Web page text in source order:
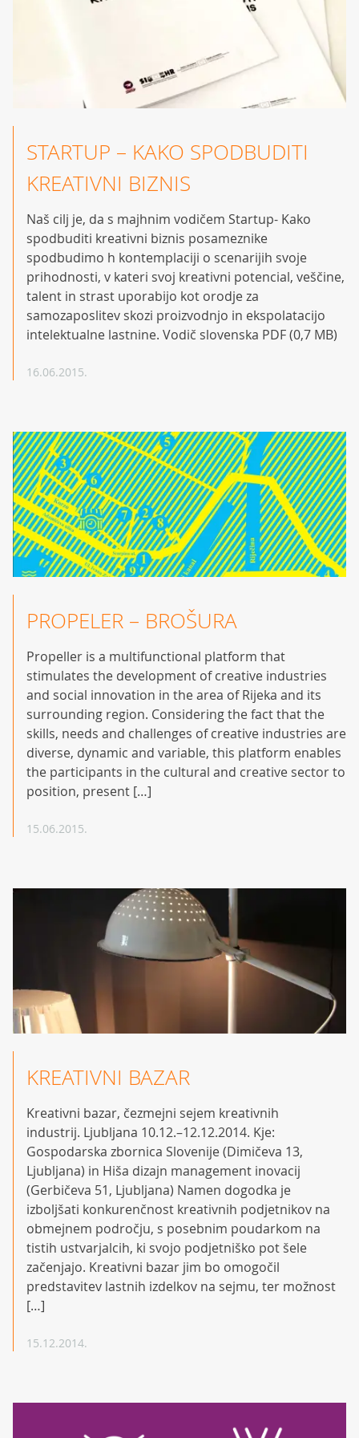
STARTUP – KAKO SPODBUDITI
KREATIVNI BIZNIS
Naš cilj je, da s majhnim vodičem Startup- Kako
spodbuditi kreativni biznis posameznike
spodbudimo h kon­templaciji o scenarijih svoje
prihod­nosti, v kateri svoj kreativni potencial, veščine,
talent in strast uporabijo kot orodje za
samozaposlitev skozi proiz­vodnjo in ekspolatacijo
intelektualne lastnine. Vodič slovenska PDF (0,7 MB)
16.06.2015.
PROPELER – BROŠURA
Propeller is a multifunctional platform that
stimulates the development of creative industries
and social innovation in the area of Rijeka and its
surrounding region. Considering the fact that the
skills, needs and challenges of creative industries are
diverse, dynamic and variable, this platform enables
the participants in the cultural and creative sector to
position, present […]
15.06.2015.
KREATIVNI BAZAR
Kreativni bazar, čezmejni sejem kreativnih
industrij. Ljubljana 10.12.–12.12.2014. Kje:
Gospodarska zbornica Slovenije (Dimičeva 13,
Ljubljana) in Hiša dizajn management inovacij
(Gerbičeva 51, Ljubljana) Namen dogodka je
izboljšati konkurenčnost kreativnih podjetnikov na
obmejnem področju, s posebnim poudarkom na
tistih ustvarjalcih, ki svojo podjetniško pot šele
začenjajo. Kreativni bazar jim bo omogočil
predstavitev lastnih izdelkov na sejmu, ter možnost
[…]
15.12.2014.